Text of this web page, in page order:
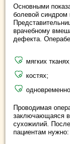
Основными
болевой синдром
врачебному
дефекта.
мягких
костях;
Проводимая
заключающаяся
сухожилий.
пациентам нужно: